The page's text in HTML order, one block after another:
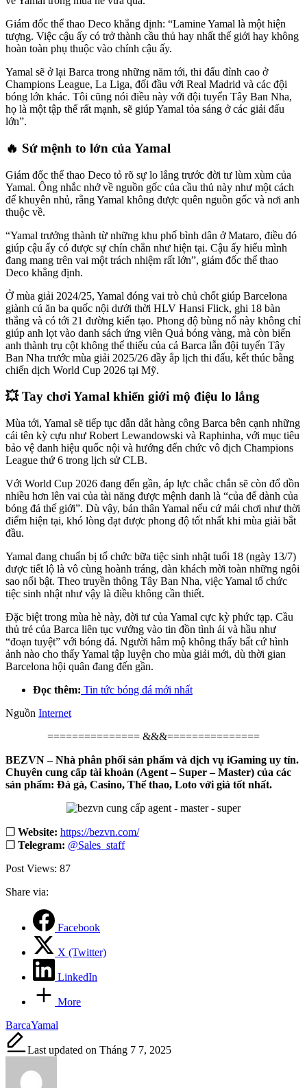
Giám đốc thể thao Deco khẳng định: “Lamine Yamal là một hiện
tượng. Việc cậu ấy có trở thành cầu thủ hay nhất thế giới hay không
hoàn toàn phụ thuộc vào chính cậu ấy.
Yamal sẽ ở lại Barca trong những năm tới, thi đấu đỉnh cao ở
Champions League, La Liga, đối đầu với Real Madrid và các đội
bóng lớn khác. Tôi cũng nói điều này với đội tuyển Tây Ban Nha,
họ là một tập thể rất mạnh, sẽ giúp Yamal tỏa sáng ở các giải đấu
lớn”.
🔥 Sứ mệnh to lớn của Yamal
Giám đốc thể thao Deco tỏ rõ sự lo lắng trước đời tư lùm xùm của
Yamal. Ông nhắc nhở về nguồn gốc của cầu thủ này như một cách
để khuyên nhủ, rằng Yamal không được quên nguồn gốc và nơi anh
thuộc về.
“Yamal trưởng thành từ những khu phố bình dân ở Mataro, điều đó
giúp cậu ấy có được sự chín chắn như hiện tại. Cậu ấy hiểu mình
đang mang trên vai một trách nhiệm rất lớn”, giám đốc thể thao
Deco khẳng định.
Ở mùa giải 2024/25, Yamal đóng vai trò chủ chốt giúp Barcelona
giành cú ăn ba quốc nội dưới thời HLV Hansi Flick, ghi 18 bàn
thắng và có tới 21 đường kiến tạo. Phong độ bùng nổ này không chỉ
giúp anh lọt vào danh sách ứng viên Quả bóng vàng, mà còn biến
anh thành trụ cột không thể thiếu của cả Barca lẫn đội tuyển Tây
Ban Nha trước mùa giải 2025/26 đầy ắp lịch thi đấu, kết thúc bằng
chiến dịch World Cup 2026 tại Mỹ.
💥 Tay chơi Yamal khiến giới mộ điệu lo lắng
Mùa tới, Yamal sẽ tiếp tục dẫn dắt hàng công Barca bên cạnh những
cái tên kỳ cựu như Robert Lewandowski và Raphinha, với mục tiêu
bảo vệ danh hiệu quốc nội và hướng đến chức vô địch Champions
League thứ 6 trong lịch sử CLB.
Với World Cup 2026 đang đến gần, áp lực chắc chắn sẽ còn đổ dồn
nhiều hơn lên vai của tài năng được mệnh danh là “của để dành của
bóng đá thế giới”. Dù vậy, bản thân Yamal nếu cứ mải chơi như thời
điểm hiện tại, khó lòng đạt được phong độ tốt nhất khi mùa giải bắt
đầu.
Yamal đang chuẩn bị tổ chức bữa tiệc sinh nhật tuổi 18 (ngày 13/7)
được tiết lộ là vô cùng hoành tráng, dàn khách mời toàn những ngôi
sao nổi bật. Theo truyền thông Tây Ban Nha, việc Yamal tổ chức
tiệc sinh nhật như vậy là điều không cần thiết.
Đặc biệt trong mùa hè này, đời tư của Yamal cực kỳ phức tạp. Cầu
thủ trẻ của Barca liên tục vướng vào tin đồn tình ái và hầu như
“đoạn tuyệt” với bóng đá. Người hâm mộ không thấy bất cứ hình
ảnh nào cho thấy Yamal tập luyện cho mùa giải mới, dù thời gian
Barcelona hội quân đang đến gần.
Đọc thêm: Tin tức bóng đá mới nhất
Nguồn Internet
=============== &&&===============
BEZVN – Nhà phân phối sản phẩm và dịch vụ iGaming uy tín.
Chuyên cung cấp tài khoản (Agent – Super – Master) của các
sản phẩm: Đá gà, Casino, Thể thao, Loto với giá tốt nhất.
❐ Website: https://bezvn.com/
❐ Telegram: @Sales_staff
Post Views: 87
Share via:
Facebook
X (Twitter)
LinkedIn
More
Tags:
BarcaYamal
Last updated on Tháng 7 7, 2025